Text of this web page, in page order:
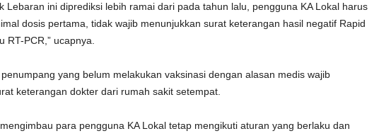
Lebaran ini diprediksi lebih ramai dari pada tahun lalu, pengguna KA Lokal harus
dosis pertama, tidak wajib menunjukkan surat keterangan hasil negatif Rapid
RT-PCR,” ucapnya.
yang belum melakukan vaksinasi dengan alasan medis wajib
keterangan dokter dari rumah sakit setempat.
para pengguna KA Lokal tetap mengikuti aturan yang berlaku dan